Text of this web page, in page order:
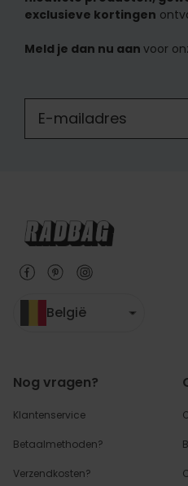
exclusieve kortingen
Meld je dan nu aan voor
België
Nog vragen?
Klantenservice
Betaalmethoden?
Verzendkosten?